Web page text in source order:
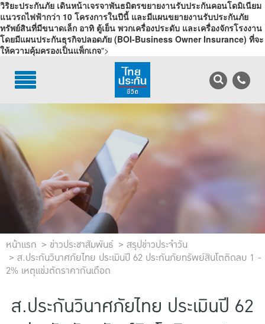
วิริยะประกันภัย เดินหน้าเจรจาพันธมิตรขยายงานรับประกันคอนโดมิเนียม
แนวรถไฟฟ้ากว่า 10 โครงการในปีนี้ และมีแผนขยายงานรับประกันภัย
ทรัพย์สินที่มีขนาดเล็ก อาทิ ตู้เย็น พวกเครื่องประดับ และเครื่องจักรโรงงาน
โดยมีแผนประกันธุรกิจปลอดภัย (BOI-Business Owner Insurance) ที่จะ
ให้ความคุ้มครองเป็นแพ็กเกจ"> EN
บริการลูกค้า
บริการตัวแทน
รู้จักไทยประกันชีวิต
นักลงทุนสัมพันธ์
เพื่อสังคมไทย
ติดต่อไทยประกันชีวิต
บทความ
แบบประกันทั้งหมด
แบบประกันที่เหมาะกับช่วงอายุ
ข่าวประชาสัมพันธ์
หน้าแรก ข่าวประชาสัมพันธ์
สรุปข่าวประจำวัน
ส.ประกันวินาศภัยไทย ประเมินปี 62 ประกันภัยทรัพย์สินโตติดลบ 1 -
2% เหตุแข่งตัดราคากันเดือด
ส.ประกันวินาศภัยไทย ประเมินปี 62